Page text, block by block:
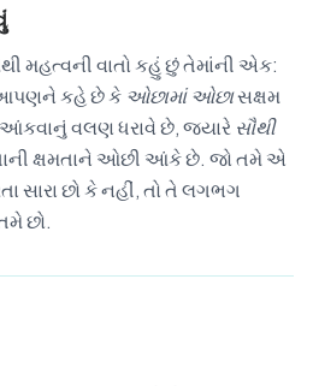
મહત્વની વાતો કહું છું તેમાંની એક:
કહે છે કે ઓછામાં ઓછાસક્ષમ
આંકવાનું વલણ ધરાવે છે, જ્યારે સૌથી
ક્ષમતાને ઓછી આંકે છે. જો તમે એ
સારા છો કે નહીં, તો તે લગભગ
છો.